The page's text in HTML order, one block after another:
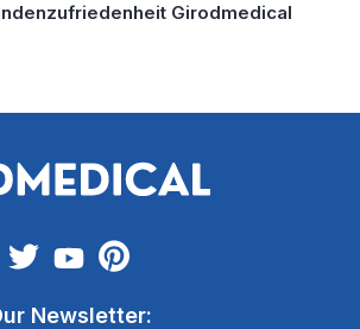
Girodmedical
Newsletter: